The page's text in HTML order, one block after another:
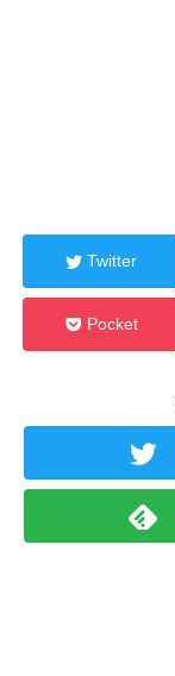
Twitter
Pocket